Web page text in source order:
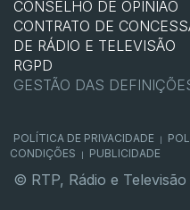
CONSELHO DE OPINIÃO
CONTRATO DE
DE RÁDIO E TELEVISÃO
RGPD
GESTÃO DAS
POLÍTICA DE PRIVACIDADE
CONDIÇÕES
PUBLICIDADE
© RTP, Rádio e